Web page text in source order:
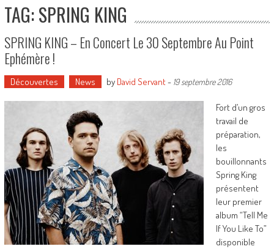
TAG: SPRING KING
SPRING KING – En Concert Le 30 Septembre Au Point
Ephémère !
Découvertes News by David Servant- 19 septembre 2016
Fort d’un gros
travail de
préparation,
les
bouillonnants
Spring King
présentent
leur premier
album “Tell Me
If You Like To”
disponible